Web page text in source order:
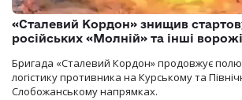
«Сталевий Кордон» знищив
російських «Молній» та інші ворожі
Бригада «Сталевий Кордон» продовжує
логістику противника на Курському та
Слобожанському напрямках.